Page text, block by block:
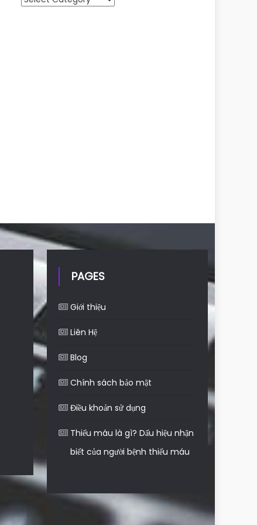
PAGES
Giới thiệu
Liên Hệ
Blog
Chính sách bảo mật
Điều khoản sử dụng
Thiếu máu là gì? Dấu hiệu nhận
biết của người bệnh thiếu máu